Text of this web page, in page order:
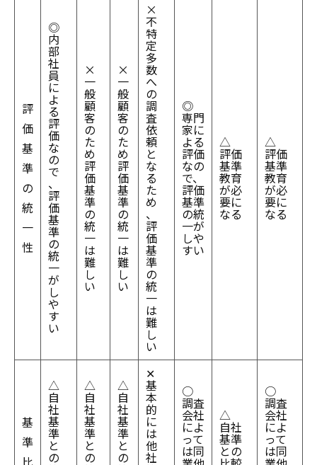
評
価
基
準
の
統
一
性
◎
内
部
社
員
に
よ
る
評
価
な
の
で
、
評
価
基
準
の
統
一
が
し
や
す
い
×
一
般
顧
客
の
た
め
評
価
基
準
の
統
一
は
難
し
い
×
一
般
顧
客
の
た
め
評
価
基
準
の
統
一
は
難
し
い
×
不
特
定
多
数
へ
の
調
査
依
頼
と
な
る
た
め
、
評
価
基
準
の
統
一
は
難
し
い
◎
専門
家に
よる
評価
なの
で、
評価
基準
の統
一が
しや
すい
△
評価
基準
教育
が必
要に
なる
△
評価
基準
教育
が必
要に
なる
基
準
△
自
社
基
準
と
の
△
自
社
基
準
と
の
△
自
社
基
準
と
の
✕
基
本
的
に
は
他
社
○
調査
会社
によ
って
は同
△
自社
基準
との
○
調査
会社
によ
って
は同